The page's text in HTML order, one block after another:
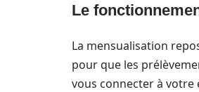
Le
La mensualisation
pour que les
vous connecter à votre